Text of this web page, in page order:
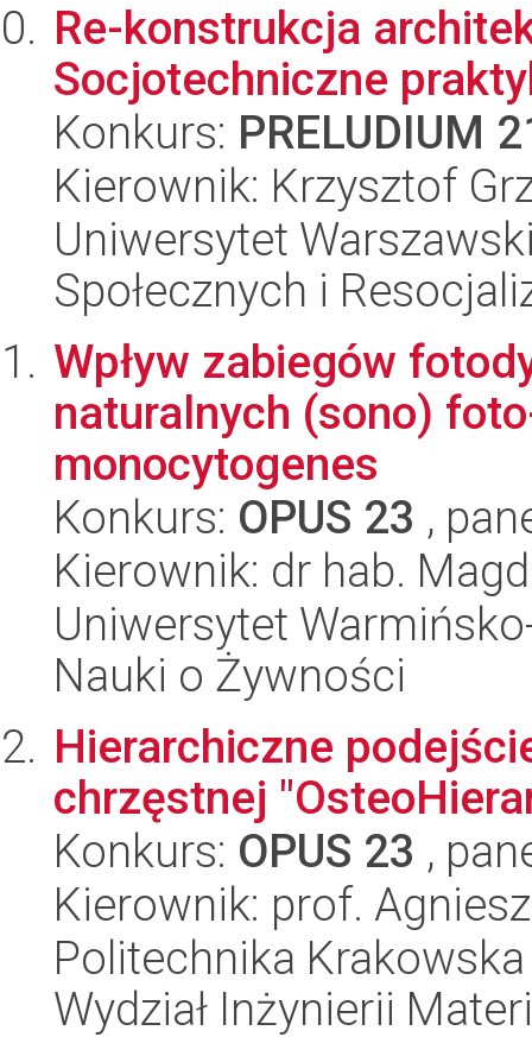
Re-konstrukcja
Socjotechniczne
Konkurs: PRELUDIUM
Kierownik: Krzysztof
Uniwersytet
Społecznych i
Wpływ zabiegów
naturalnych (sono)
monocytogenes
Konkurs: OPUS 23 ,
Kierownik: dr hab.
Uniwersytet
Nauki o Żywności
Hierarchiczne
chrzęstnej
Konkurs: OPUS 23 ,
Kierownik: prof.
Politechnika
Wydział Inżynierii